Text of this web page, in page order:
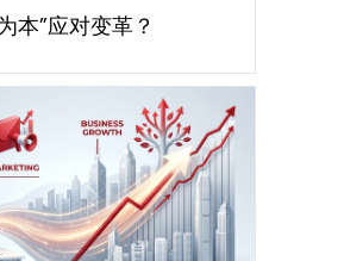
本”应对变革？